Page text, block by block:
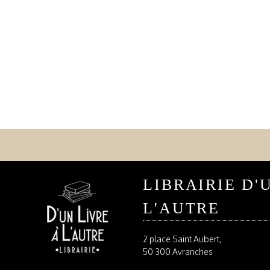
LIBRAIRIE
L'AUTRE
2 place Saint Aubert,
50 300 Avranches